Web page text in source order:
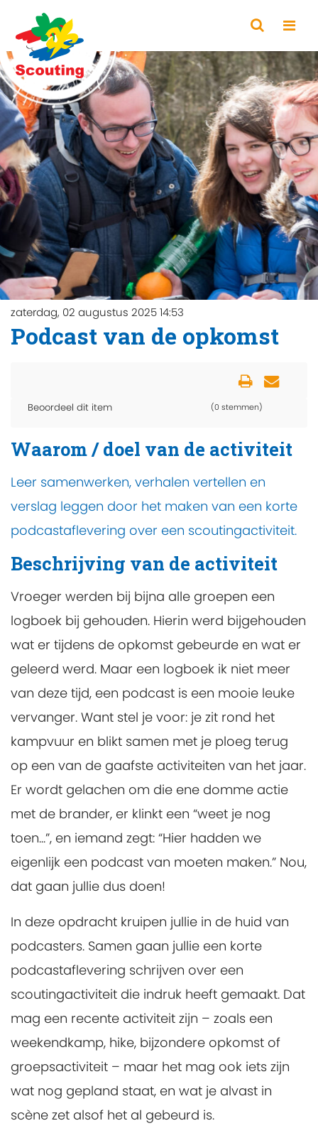
zaterdag, 02 augustus 2025 14:53
Podcast van de opkomst
Beoordeel dit item (0 stemmen)
Waarom / doel van de activiteit
Leer samenwerken, verhalen vertellen en
verslag leggen door het maken van een korte
podcastaflevering over een scoutingactiviteit.
Beschrijving van de activiteit
Vroeger werden bij bijna alle groepen een
logboek bij gehouden. Hierin werd bijgehouden
wat er tijdens de opkomst gebeurde en wat er
geleerd werd. Maar een logboek ik niet meer
van deze tijd, een podcast is een mooie leuke
vervanger. Want stel je voor: je zit rond het
kampvuur en blikt samen met je ploeg terug
op een van de gaafste activiteiten van het jaar.
Er wordt gelachen om die ene domme actie
met de brander, er klinkt een “weet je nog
toen...”, en iemand zegt: “Hier hadden we
eigenlijk een podcast van moeten maken.” Nou,
dat gaan jullie dus doen!
In deze opdracht kruipen jullie in de huid van
podcasters. Samen gaan jullie een korte
podcastaflevering schrijven over een
scoutingactiviteit die indruk heeft gemaakt. Dat
mag een recente activiteit zijn – zoals een
weekendkamp, hike, bijzondere opkomst of
groepsactiviteit – maar het mag ook iets zijn
wat nog gepland staat, en wat je alvast in
scène zet alsof het al gebeurd is.